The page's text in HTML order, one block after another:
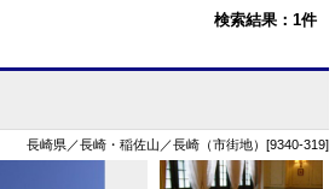
検索結果： 1件
長崎県／長崎・稲佐山／長崎（市街地）[9340-319]